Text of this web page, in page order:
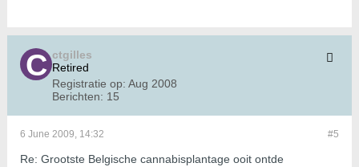
ctgilles
Retired
Registratie op: Aug 2008
Berichten: 15
#5
6 June 2009, 14:32
Re: Grootste Belgische cannabisplantage ooit ontde